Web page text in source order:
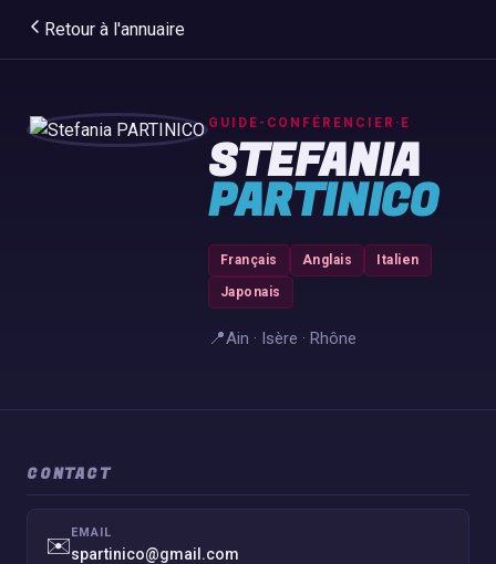
Retour à l'annuaire
GUIDE-CONFÉRENCIER·E
STEFANIA
PARTINICO
Français Anglais Italien
Japonais
📍Ain · Isère · Rhône
CONTACT
✉️EMAIL
spartinico@gmail.com